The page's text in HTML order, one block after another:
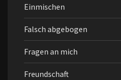
Einmischen
Falsch abgebogen
Fragen an mich
Freundschaft